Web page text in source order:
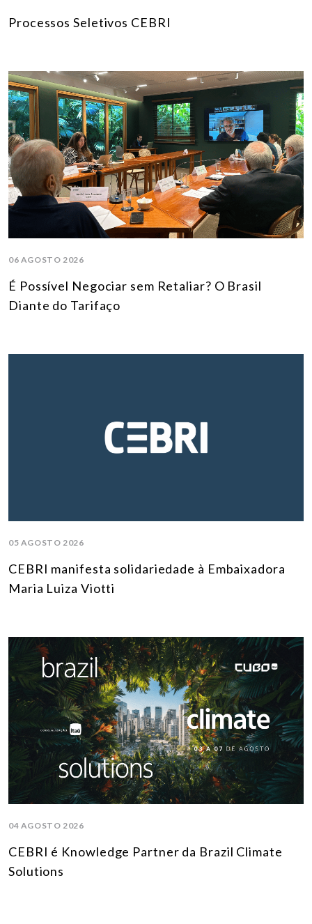
Processos Seletivos CEBRI
06 AGOSTO 2026
É Possível Negociar sem Retaliar? O Brasil
Diante do Tarifaço
05 AGOSTO 2026
CEBRI manifesta solidariedade à Embaixadora
Maria Luiza Viotti
04 AGOSTO 2026
CEBRI é Knowledge Partner da Brazil Climate
Solutions